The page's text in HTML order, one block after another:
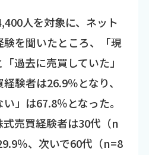
人を対象に、ネット
験を聞いたところ、「現
過去に売買していた」
験者は26.9％となり、
」は67.8％となった。
売買経験者は30代（n
％、次いで60代（n=8